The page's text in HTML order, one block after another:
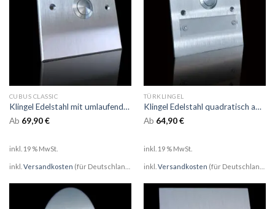
CUBUS CLASSIC
Klingel Edelstahl mit umlaufender Fase auf Unterputzdose
Ab 69,90€
inkl. 19 % MwSt.
inkl. Versandkosten (für Deutschland)
TÜRKLINGEL
Klingel Edelstahl quadratisch auf UP-Dose 60mm mit Namensschild
Ab 64,90€
inkl. 19 % MwSt.
inkl. Versandkosten (für Deutschland)